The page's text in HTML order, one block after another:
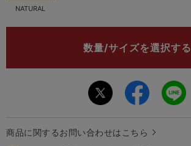
NATURAL
数量/サイズを選択する
商品に関するお問い合わせはこちら